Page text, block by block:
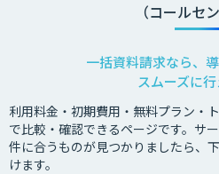
（コールセ
一括資料請求なら、
スムーズに
利用料金・初期費用・無料プラン・
で比較・確認できるページです。サ
件に合うものが見つかりましたら、
けます。